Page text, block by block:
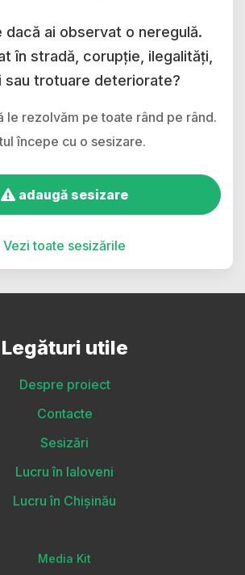
dacă ai observat o neregulă.
în stradă, corupție, ilegalități,
sau trotuare deteriorate?
le rezolvăm pe toate rând pe rând.
începe cu o sesizare.
adaugă sesizare
Vezi toate sesizările
Legături utile
Despre proiect
Contacte
Sesizări
Lucru în Ialoveni
Lucru în Chișinău
Media Kit